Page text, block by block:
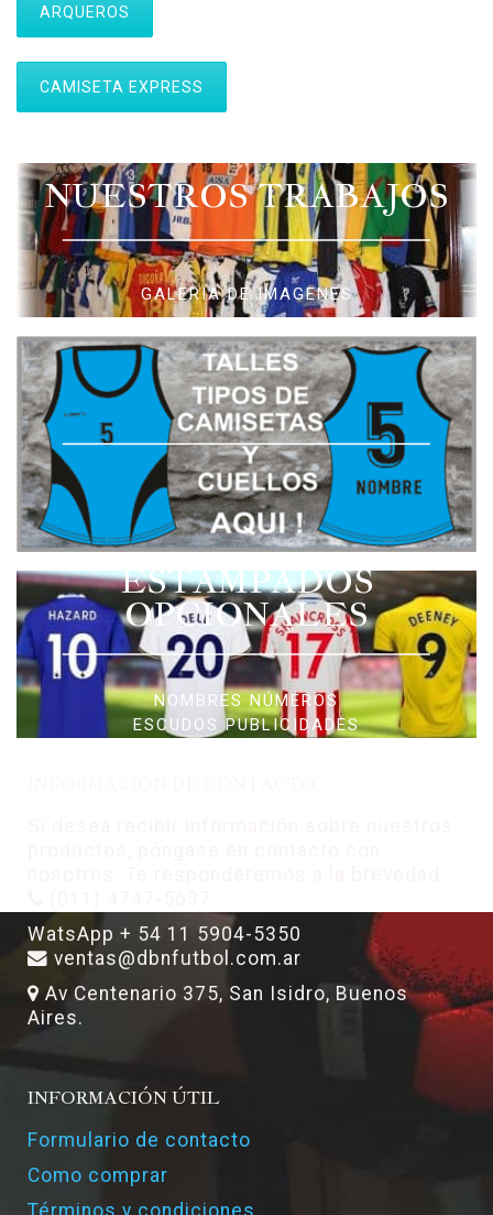
ARQUEROS
CAMISETA EXPRESS
NUESTROS TRABAJOS
GALERIA DE IMAGENES
ESTAMPADOS
OPCIONALES
NOMBRES NÚMEROS
ESCUDOS PUBLICIDADES
WatsApp + 54 11 5904-5350
ventas@dbnfutbol.com.ar
Av Centenario 375, San Isidro, Buenos
Aires.
INFORMACIÓN ÚTIL
Formulario de contacto
Como comprar